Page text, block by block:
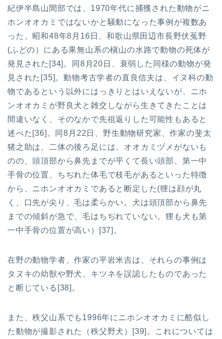
紀伊半島山間部では、1970年代に捕獲された動物がニ
ホンオオカミではないかと騒動になった事例が複数あ
った。昭和48年8月16日、和歌山県田辺市長野伏菟野
(ふどの）にある果無山系の槇山の水路で動物の死体が
発見された[34]。同8月20日、衰弱した同様の動物が発
見された[35]。動物考古学者の直良信夫は、イヌ科の動
物であるという以外にはっきりとはいえないが、ニホ
ンオオカミが野良犬と雑交しながら生きてきたことは
間違いなく、そのなかで先祖返りした可能性もあると
述べた[36]。同8月22日、野生動物研究家、作家の斐太
猪之助は、二体の後ろ足には、オオカミヅメがないも
のの、頭頂部から鼻先までが平くて長い頭部、第一中
手骨の位置、ちぢれた体毛で枝毛があるといった特徴
から、ニホンオオカミであると断定した(狸は顔が丸
く、口先が尖り、毛は柔らかい。犬は頭頂部から鼻先
までの傾斜が急で、毛はちぢれていない。狸も犬も第
一中手骨の位置が高い）[37]。
在野の動物学者、作家の平岩米吉は、それらの事例は
タヌキの幼獣や野犬、キツネを誤認したものであった
と断じている[38]。
また、秩父山系でも1996年にニホンオオカミに酷似し
た動物が撮影された（秩父野犬）[39]。これについては